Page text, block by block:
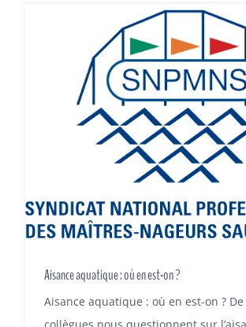
Aisance aquatique : où en est-on ?
Aisance aquatique : où en est-on ?